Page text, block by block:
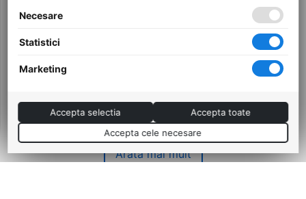
1.95X2.125
in stoc
PRP: Lei
Tough 12'' 1.95X2.125 AV
15
Arată mai mult
serviciilor lor.
Necesare
Statistici
Marketing
Accepta cele necesare
Accepta selectia Accepta toate